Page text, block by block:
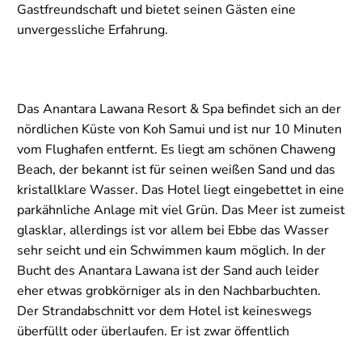
Gastfreundschaft und bietet seinen Gästen eine
unvergessliche Erfahrung.
Das Anantara Lawana Resort & Spa befindet sich an der
nördlichen Küste von Koh Samui und ist nur 10 Minuten
vom Flughafen entfernt. Es liegt am schönen Chaweng
Beach, der bekannt ist für seinen weißen Sand und das
kristallklare Wasser. Das Hotel liegt eingebettet in eine
parkähnliche Anlage mit viel Grün. Das Meer ist zumeist
glasklar, allerdings ist vor allem bei Ebbe das Wasser
sehr seicht und ein Schwimmen kaum möglich. In der
Bucht des Anantara Lawana ist der Sand auch leider
eher etwas grobkörniger als in den Nachbarbuchten.
Der Strandabschnitt vor dem Hotel ist keineswegs
überfüllt oder überlaufen. Er ist zwar öffentlich